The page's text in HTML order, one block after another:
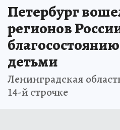
Петербург
регионов
детьми
Ленинградская
14-й строчке